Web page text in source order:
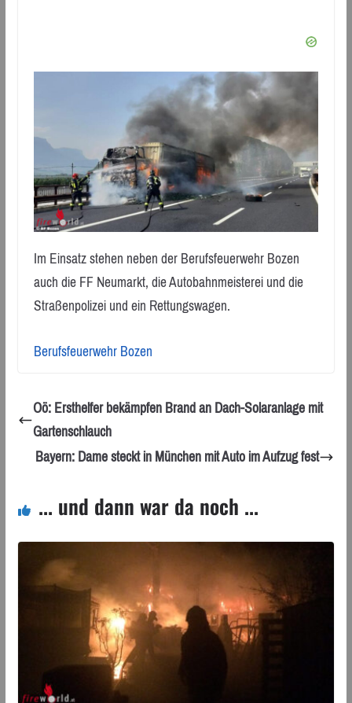
Im Einsatz stehen neben der Berufsfeuerwehr Bozen
auch die FF Neumarkt, die Autobahnmeisterei und die
Straßenpolizei und ein Rettungswagen.
Berufsfeuerwehr Bozen
Oö: Ersthelfer bekämpfen Brand an Dach-Solaranlage mit
Gartenschlauch
Bayern: Dame steckt in München mit Auto im Aufzug fest
... und dann war da noch ...